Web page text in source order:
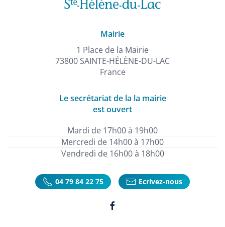
Mairie
1 Place de la Mairie
73800 SAINTE-HÉLÈNE-DU-LAC
France
Le secrétariat de la la mairie
est ouvert
Mardi de 17h00 à 19h00
Mercredi de 14h00 à 17h00
Vendredi de 16h00 à 18h00
04 79 84 22 75 Ecrivez-nous